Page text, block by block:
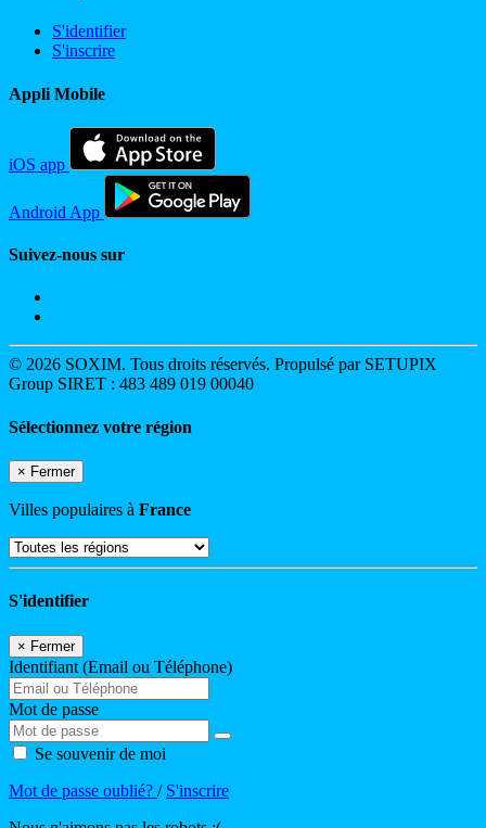
S'identifier
S'inscrire
Appli Mobile
iOS app
Android App
Suivez-nous sur
© 2026 SOXIM. Tous droits réservés. Propulsé par SETUPIX
Group SIRET : 483 489 019 00040
Sélectionnez votre région
× Fermer
Villes populaires à France
S'identifier
× Fermer
Identifiant (Email ou Téléphone)
Mot de passe
Se souvenir de moi
Mot de passe oublié? / S'inscrire